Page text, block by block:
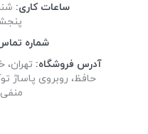
ساعات کاری:
پنجشنبه
شماره
آدرس فروشگاه: تهران،
حافظ، روبروی پاساژ
منفی1، واحد B4